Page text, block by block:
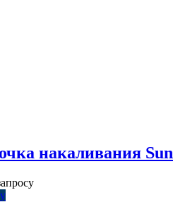
накаливания